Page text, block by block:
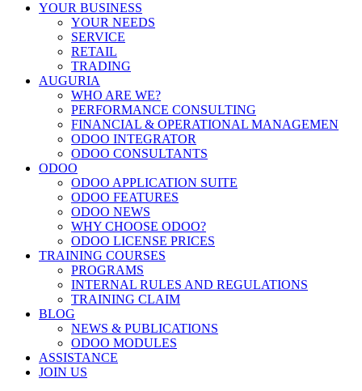
YOUR BUSINESS
YOUR NEEDS
SERVICE
RETAIL
TRADING
AUGURIA
WHO ARE WE?
PERFORMANCE CONSULTING
FINANCIAL & OPERATIONAL MANAGEMEN
ODOO INTEGRATOR
ODOO CONSULTANTS
ODOO
ODOO APPLICATION SUITE
ODOO FEATURES
ODOO NEWS
WHY CHOOSE ODOO?
ODOO LICENSE PRICES
TRAINING COURSES
PROGRAMS
INTERNAL RULES AND REGULATIONS
TRAINING CLAIM
BLOG
NEWS & PUBLICATIONS
ODOO MODULES
ASSISTANCE
JOIN US